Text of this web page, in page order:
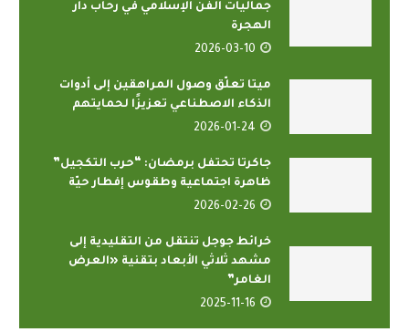
جماليات الفن الإسلامي في رحاب دار
الهجرة
2026-03-10
ميتا تعلّق وصول المراهقين إلى أدوات
الذكاء الاصطناعي تعزيزًا لحمايتهم
2026-01-24
جاكرتا تحتفل برمضان: “حرب التكجيل”
ظاهرة اجتماعية وطقوس إفطار حيّة
2026-02-26
خرائط جوجل تنتقل من التقليدية إلى
مشهد ثلاثي الأبعاد بتقنية «العرض
الغامر”
2025-11-16